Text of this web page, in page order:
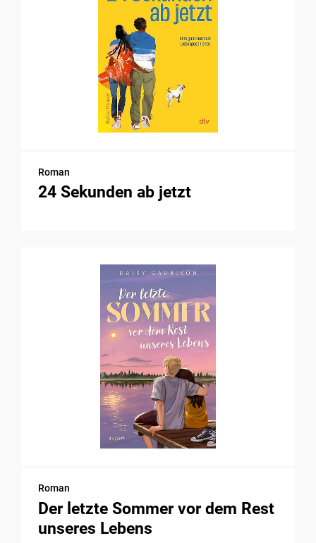
Roman
24 Sekunden ab jetzt
Roman
Der letzte Sommer vor dem Rest
unseres Lebens